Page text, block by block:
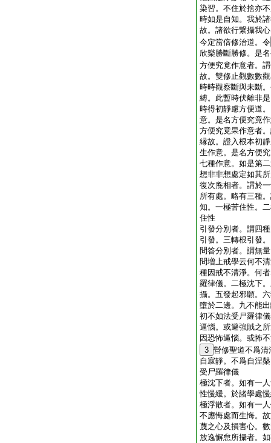
染習。不住於捨亦
時如是自知。我於
故。諸欲行繋攝我
今定當倍修治道。令
欣樂勝斷勝修。是
方便究竟作意者。
故。雙修止觀數數
時時觀察斷與未斷
縛。此暫時伏離非
時得初靜慮方便道
意。是名方便究竟
方便究竟果作意者
縁故。證入根本初
生作意。是名方便
七種作意。如是第
想非非想處定如其
復次麁相者。謂於
所有處。略有三種
知。一極苦住性。
住性
引發分別者。謂四
引發。三轉根引發
問答分別者。謂無
問増上戒學云何不
種因戒不清淨。何
羅律儀。二極沈下
攝。五發起邪願。
墮於二邊。九不能
初不如法受尸羅律
逼惱。或避強賊之
因恐怖逼惱。或怖
3 營修聖道不爲
自寂靜。不爲自涅
受尸羅律儀
極沈下者。如有一
性慢緩。於諸學處
極浮散者。如有一
不應悔處而生悔。
蔑之心及損害心。
放逸懈怠所攝者。